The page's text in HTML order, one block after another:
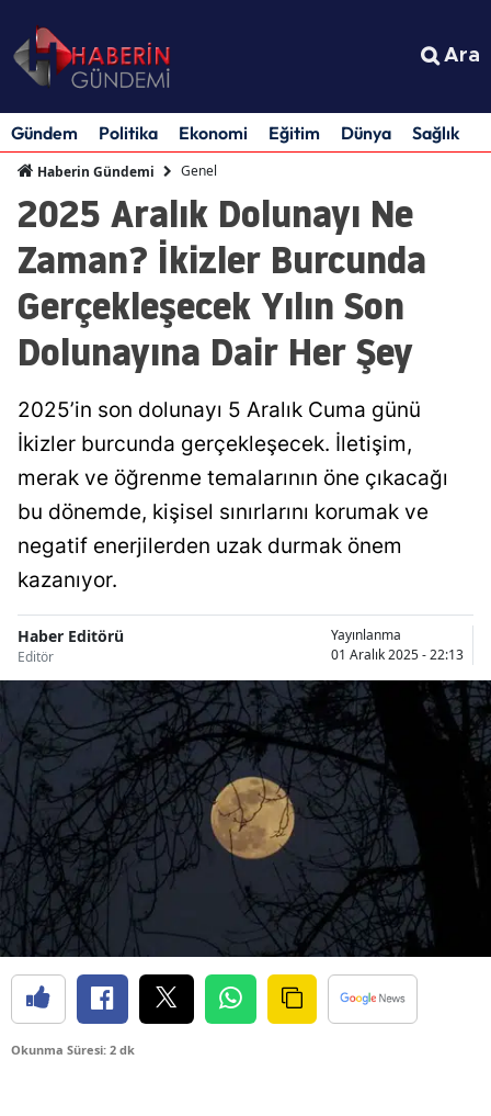
Ara
Gündem Politika Ekonomi Eğitim Dünya Sağlık
Haberin Gündemi Genel
2025 Aralık Dolunayı Ne
Zaman? İkizler Burcunda
Gerçekleşecek Yılın Son
Dolunayına Dair Her Şey
2025’in son dolunayı 5 Aralık Cuma günü
İkizler burcunda gerçekleşecek. İletişim,
merak ve öğrenme temalarının öne çıkacağı
bu dönemde, kişisel sınırlarını korumak ve
negatif enerjilerden uzak durmak önem
kazanıyor.
Haber Editörü
Editör
Yayınlanma
01 Aralık 2025 - 22:13
Okunma Süresi: 2 dk